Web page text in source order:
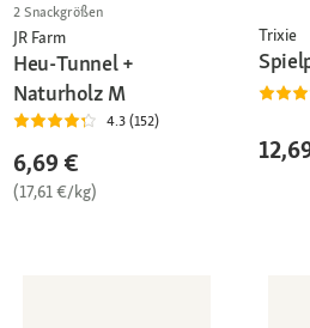
2 Snackgrößen
JR Farm
Heu-Tunnel +
Naturholz M
4.3 (152)
6,69 €
(17,61 €/kg)
Trixie